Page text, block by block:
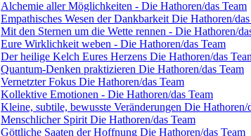
Alchemie aller Möglichkeiten - Die Hathoren/das Team
Empathisches Wesen der Dankbarkeit Die Hathoren/
Mit den Sternen um die Wette rennen - Die Hathoren/
Eure Wirklichkeit weben - Die Hathoren/das Team
Der heilige Kelch Eures Herzens Die Hathoren/das
Quantum-Denken praktizieren Die Hathoren/das Team
Vernetzter Fokus Die Hathoren/das Team
Kollektive Emotionen - Die Hathoren/das Team
Kleine, subtile, bewusste Veränderungen Die Hathoren/
Menschlicher Spirit Die Hathoren/das Team
Göttliche Saaten der Hoffnung Die Hathoren/das Team